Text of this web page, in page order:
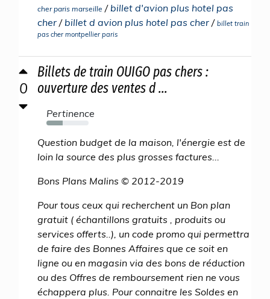
cher paris marseille / billet d'avion plus hotel pas
cher / billet d avion plus hotel pas cher / billet train
pas cher montpellier paris
0
Billets de train OUIGO pas chers :
ouverture des ventes d ...
Pertinence
39%
Question budget de la maison, l'énergie est de
loin la source des plus grosses factures...
Bons Plans Malins © 2012-2019
Pour tous ceux qui recherchent un Bon plan
gratuit ( échantillons gratuits , produits ou
services offerts..), un code promo qui permettra
de faire des Bonnes Affaires que ce soit en
ligne ou en magasin via des bons de réduction
ou des Offres de remboursement rien ne vous
échappera plus. Pour connaitre les Soldes en